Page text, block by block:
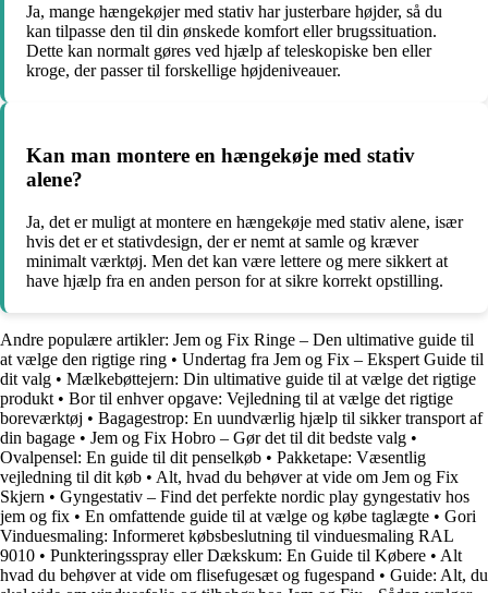
Ja, mange hængekøjer med stativ har justerbare højder, så du
kan tilpasse den til din ønskede komfort eller brugssituation.
Dette kan normalt gøres ved hjælp af teleskopiske ben eller
kroge, der passer til forskellige højdeniveauer.
Kan man montere en hængekøje med stativ
alene?
Ja, det er muligt at montere en hængekøje med stativ alene, især
hvis det er et stativdesign, der er nemt at samle og kræver
minimalt værktøj. Men det kan være lettere og mere sikkert at
have hjælp fra en anden person for at sikre korrekt opstilling.
Andre populære artikler: Jem og Fix Ringe – Den ultimative guide til
at vælge den rigtige ring • Undertag fra Jem og Fix – Ekspert Guide til
dit valg • Mælkebøttejern: Din ultimative guide til at vælge det rigtige
produkt • Bor til enhver opgave: Vejledning til at vælge det rigtige
boreværktøj • Bagagestrop: En uundværlig hjælp til sikker transport af
din bagage • Jem og Fix Hobro – Gør det til dit bedste valg •
Ovalpensel: En guide til dit penselkøb • Pakketape: Væsentlig
vejledning til dit køb • Alt, hvad du behøver at vide om Jem og Fix
Skjern • Gyngestativ – Find det perfekte nordic play gyngestativ hos
jem og fix • En omfattende guide til at vælge og købe taglægte • Gori
Vinduesmaling: Informeret købsbeslutning til vinduesmaling RAL
9010 • Punkteringsspray eller Dækskum: En Guide til Købere • Alt
hvad du behøver at vide om flisefugesæt og fugespand • Guide: Alt, du